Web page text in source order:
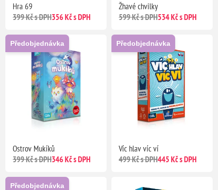
Hra 69
399 Kč s DPH356 Kč s DPH
Žhavé chvilky
599 Kč s DPH534 Kč s DPH
Předobjednávka
Ostrov Mukíků
399 Kč s DPH346 Kč s DPH
Předobjednávka
Víc hlav víc ví
499 Kč s DPH445 Kč s DPH
Předobjednávka